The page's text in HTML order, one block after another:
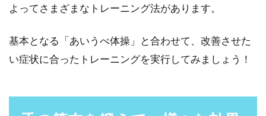
よってさまざまなトレーニング法があります。
基本となる「あいうべ体操」と合わせて、改善させた
い症状に合ったトレーニングを実行してみましょう！